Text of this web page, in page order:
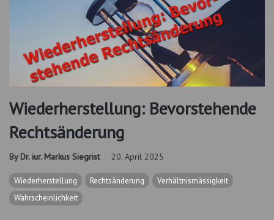
Wiederherstellung: Bevorstehende
Rechtsänderung
By Dr. iur. Markus Siegrist 20. April 2025
Wiederherstellung Rechtsänderung
Verhältnismässigkeit
Wahrscheinlichkeit